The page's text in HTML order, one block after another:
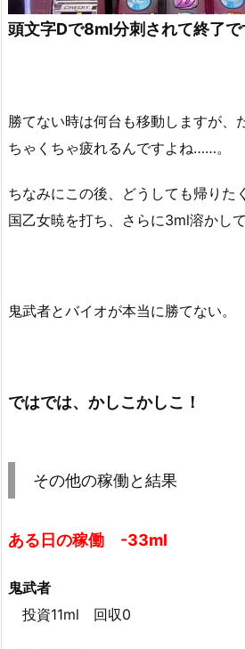
頭文字Dで8ml分刺されて終了で
勝てない時は何台も移動しますが、
ちゃくちゃ疲れるんですよね……。
ちなみにこの後、どうしても帰りた
国乙女暁を打ち、さらに3ml溶かして
鬼武者とバイオが本当に勝てない。
ではでは、かしこかしこ！
その他の稼働と結果
ある日の稼働 -33ml
鬼武者
投資11ml 回収0